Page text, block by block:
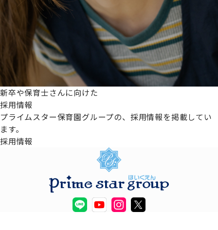
新卒や保育士さんに向けた
採用情報
プライムスター保育園グループの、採用情報を掲載してい
ます。
採用情報